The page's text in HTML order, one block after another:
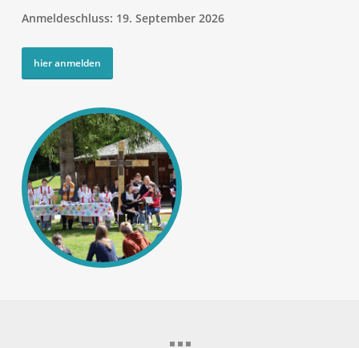
Anmeldeschluss: 19. September 2026
hier anmelden